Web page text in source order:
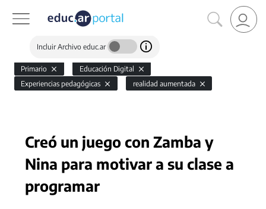
Incluir Archivo educ.ar
Primario
Educación Digital
Experiencias pedagógicas
realidad aumentada
Creó un juego con Zamba y
Nina para motivar a su clase a
programar